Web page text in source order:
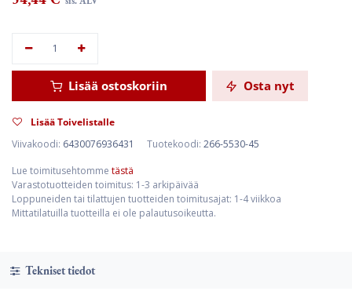
Lisää ostoskoriin Osta nyt
Lisää Toivelistalle
Viivakoodi: 6430076936431 Tuotekoodi: 266-5530-45
Lue toimitusehtomme tästä
Varastotuotteiden toimitus: 1-3 arkipäivää
Loppuneiden tai tilattujen tuotteiden toimitusajat: 1-4 viikkoa
Mittatilatuilla tuotteilla ei ole palautusoikeutta.
Tekniset tiedot